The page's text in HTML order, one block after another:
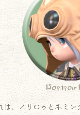
Norirow
は、ノリロゥとネミ